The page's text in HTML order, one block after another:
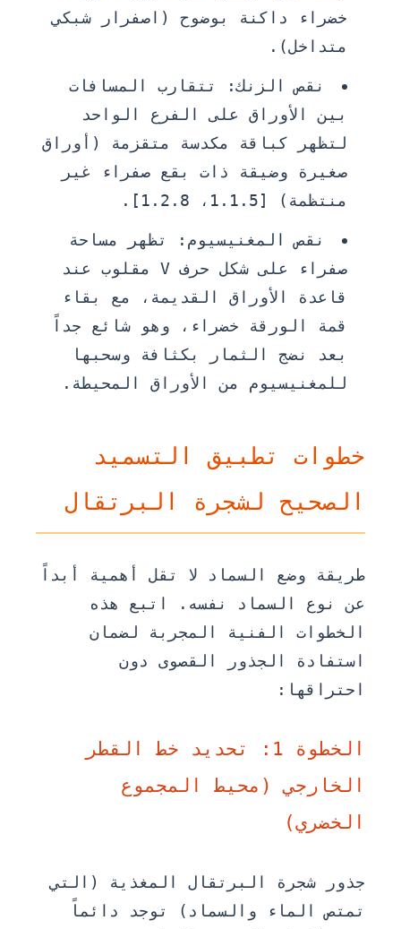
خضراء داكنة بوضوح (اصفرار شبكي
متداخل).
نقص الزنك:
تتقارب المسافات
بين الأوراق على الفرع الواحد
لتظهر كباقة مكدسة متقزمة (أوراق
صغيرة وضيقة ذات بقع صفراء غير
منتظمة) [1.1.5، 1.2.8].
نقص المغنيسيوم:
تظهر مساحة
صفراء على شكل حرف V مقلوب عند
قاعدة الأوراق القديمة، مع بقاء
قمة الورقة خضراء، وهو شائع جداً
بعد نضج الثمار بكثافة وسحبها
للمغنيسيوم من الأوراق المحيطة.
خطوات تطبيق التسميد
الصحيح لشجرة البرتقال
طريقة وضع السماد لا تقل أهمية أبداً
عن نوع السماد نفسه. اتبع هذه
الخطوات الفنية المجربة لضمان
استفادة الجذور القصوى دون
احتراقها:
الخطوة 1: تحديد خط القطر
الخارجي (محيط المجموع
الخضري)
جذور شجرة البرتقال المغذية (التي
تمتص الماء والسماد) توجد دائماً